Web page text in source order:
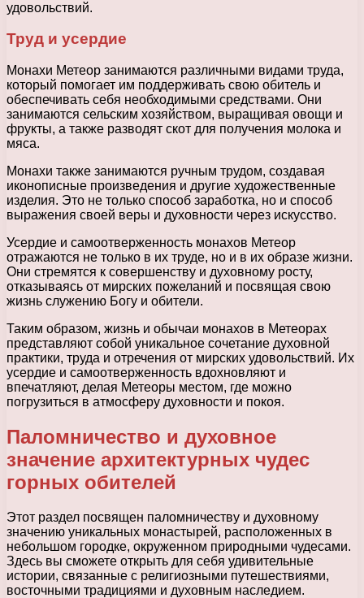
удовольствий.
Труд и усердие
Монахи Метеор занимаются различными видами труда,
который помогает им поддерживать свою обитель и
обеспечивать себя необходимыми средствами. Они
занимаются сельским хозяйством, выращивая овощи и
фрукты, а также разводят скот для получения молока и
мяса.
Монахи также занимаются ручным трудом, создавая
иконописные произведения и другие художественные
изделия. Это не только способ заработка, но и способ
выражения своей веры и духовности через искусство.
Усердие и самоотверженность монахов Метеор
отражаются не только в их труде, но и в их образе жизни.
Они стремятся к совершенству и духовному росту,
отказываясь от мирских пожеланий и посвящая свою
жизнь служению Богу и обители.
Таким образом, жизнь и обычаи монахов в Метеорах
представляют собой уникальное сочетание духовной
практики, труда и отречения от мирских удовольствий. Их
усердие и самоотверженность вдохновляют и
впечатляют, делая Метеоры местом, где можно
погрузиться в атмосферу духовности и покоя.
Паломничество и духовное
значение архитектурных чудес
горных обителей
Этот раздел посвящен паломничеству и духовному
значению уникальных монастырей, расположенных в
небольшом городке, окруженном природными чудесами.
Здесь вы сможете открыть для себя удивительные
истории, связанные с религиозными путешествиями,
восточными традициями и духовным наследием.